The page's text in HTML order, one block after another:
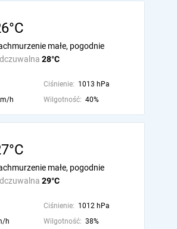
28°C
małe, pogodnie
Ciśnienie: 1013 hPa
h Wilgotność: 40%
29°C
małe, pogodnie
Ciśnienie: 1012 hPa
h Wilgotność: 38%